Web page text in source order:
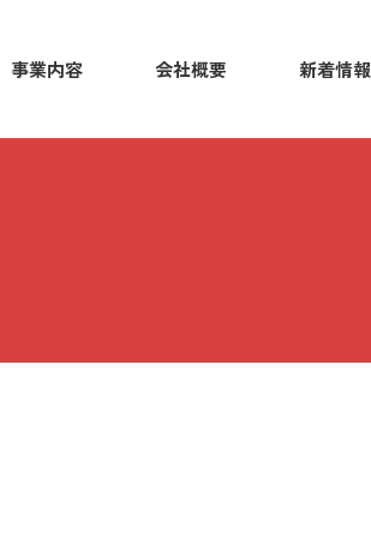
事業内容 会社概要 新着情報